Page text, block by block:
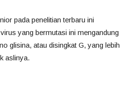
pada penelitian terbaru ini
yang bermutasi ini mengandung
glisina, atau disingkat G, yang lebih
aslinya.